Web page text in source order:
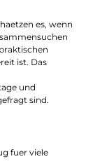
es, wenn
ist. Das
und
sind.
fuer viele